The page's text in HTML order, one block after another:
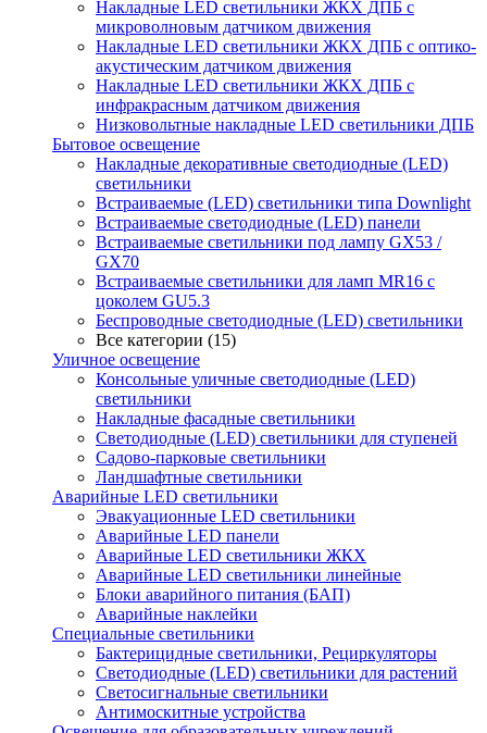
Накладные LED светильники ЖКХ ДПБ с
микроволновым датчиком движения
Накладные LED светильники ЖКХ ДПБ с оптико-
акустическим датчиком движения
Накладные LED светильники ЖКХ ДПБ с
инфракрасным датчиком движения
Низковольтные накладные LED светильники ДПБ
Бытовое освещение
Накладные декоративные светодиодные (LED)
светильники
Встраиваемые (LED) светильники типа Downlight
Встраиваемые светодиодные (LED) панели
Встраиваемые светильники под лампу GX53 /
GX70
Встраиваемые светильники для ламп MR16 с
цоколем GU5.3
Беспроводные светодиодные (LED) светильники
Все категории (15)
Уличное освещение
Консольные уличные светодиодные (LED)
светильники
Накладные фасадные светильники
Светодиодные (LED) светильники для ступеней
Садово-парковые светильники
Ландшафтные светильники
Аварийные LED светильники
Эвакуационные LED светильники
Аварийные LED панели
Аварийные LED светильники ЖКХ
Аварийные LED светильники линейные
Блоки аварийного питания (БАП)
Аварийные наклейки
Специальные светильники
Бактерицидные светильники, Рециркуляторы
Светодиодные (LED) светильники для растений
Светосигнальные светильники
Антимоскитные устройства